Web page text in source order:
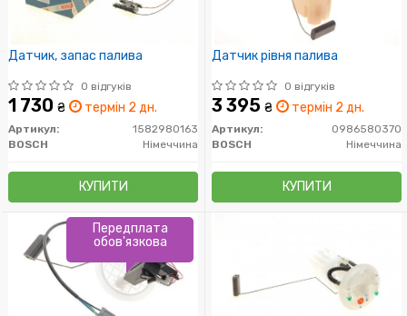
Датчик, запас палива
0 відгуків
1 730 ₴ термін 2 дн.
Артикул:
1582980163
BOSCH
Німеччина
КУПИТИ
Датчик рівня палива
0 відгуків
3 395 ₴ термін 2 дн.
Артикул:
0986580370
BOSCH
Німеччина
КУПИТИ
Передплата
обов'язкова